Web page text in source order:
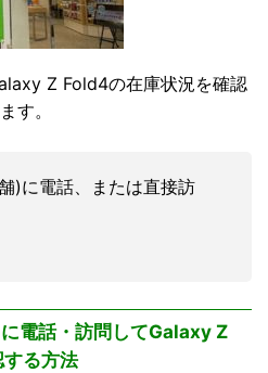
Z Fold4の在庫状況を確認
す。
)に電話、または直接訪
電話・訪問してGalaxy Z
る方法